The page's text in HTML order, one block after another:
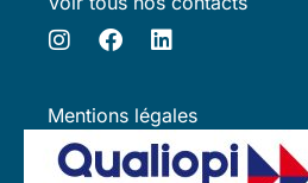
Mentions légales